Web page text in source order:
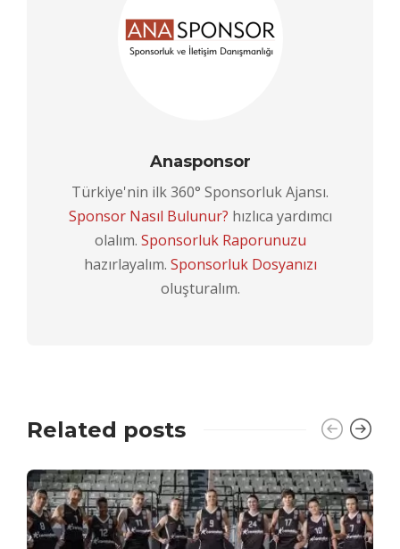
Anasponsor
Türkiye'nin ilk 360° Sponsorluk Ajansı.
Sponsor Nasıl Bulunur? hızlıca yardımcı
olalım. Sponsorluk Raporunuzu
hazırlayalım. Sponsorluk Dosyanızı
oluşturalım.
Related posts